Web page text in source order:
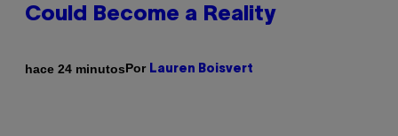
Could Become a Reality
hace 24 minutosPor Lauren Boisvert